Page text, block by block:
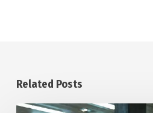
Related Posts
Reconoce